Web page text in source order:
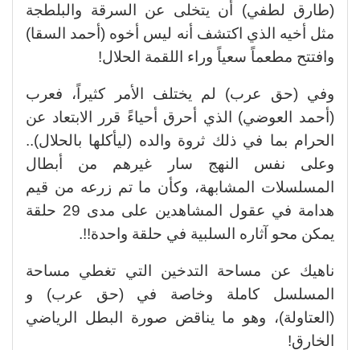
(طارق لطفي) أن يتخلى عن السرقة والبلطجة
مثل أخيه الذي اكتشف أنه ليس أخوه (أحمد السقا)
وافتتح مطعماً سعياً وراء اللقمة الحلال!
وفي (حق عرب) لم يختلف الأمر كثيراً، فعرب
(أحمد العوضي) الذي أحرق أحياءً قرر الابتعاد عن
الحرام بما في ذلك ثروة والده (ليأكلها بالحلال)..
وعلى نفس النهج سار غيرهم من أبطال
المسلسلات المشابهة، وكأن ما تم زرعه من قيم
هدامة في عقول المشاهدين على مدى 29 حلقة
يمكن محو آثاره السلبية في حلقة واحدة!!.
ناهيك عن مساحة التدخين التي تغطي مساحة
المسلسل كاملة وخاصة في (حق عرب) و
(العتاولة)، وهو ما يناقض صورة البطل الرياضي
الخارق!